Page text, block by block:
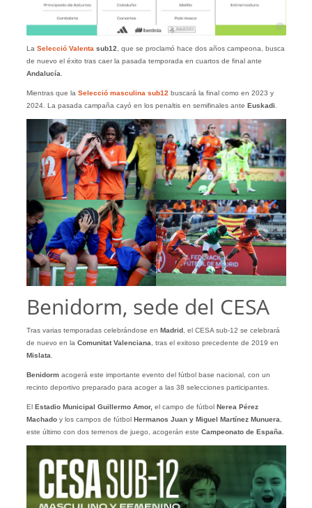
La Selecció Valenta sub12 , que se proclamó hace dos años campeona, busca
de nuevo el éxito tras caer la pasada temporada en cuartos de final ante
Andalucía
Mientras que la Selecció masculina sub12 buscará la final como en 2023 y
2024. La pasada campaña cayó en los penaltis en semifinales ante Euskadi
Benidorm, sede del CESA
Tras varias temporadas celebrándose en Madrid, el CESA sub-12 se celebrará
de nuevo en la Comunitat Valenciana , tras el exitoso precedente de 2019 en
Mislata
Benidormacogerá este importante evento del fútbol base nacional, con un
recinto deportivo preparado para acoger a las 38 selecciones participantes.
El Estadio Municipal Guillermo Amor, el campo de fútbol Nerea Pérez
Machadoy los campos de fútbol Hermanos Juan y Miguel Martínez Munuera
este último con dos terrenos de juego, acogerán este Campeonato de España